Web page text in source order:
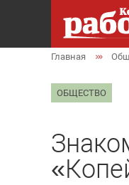
Главная
ОБЩЕСТВО